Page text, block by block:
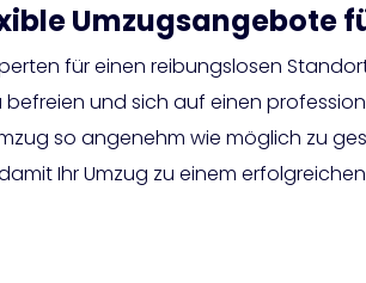
Umzugsangebote
für einen reibungslosen
und sich auf einen
so angenehm wie möglich zu
Ihr Umzug zu einem